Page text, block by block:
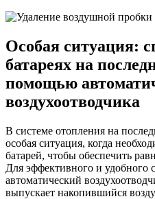
Особая ситуация:
батареях на
помощью
воздухоотводчика
В системе отопления на
особая ситуация, когда
батарей, чтобы обеспечить
Для эффективного и удобного
автоматический
выпускает накопившийся